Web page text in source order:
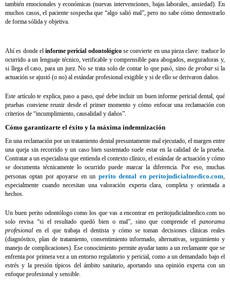
también emocionales y económicas (nuevas intervenciones, bajas laborales, ansiedad). En
muchos casos, el paciente sospecha que “algo salió mal”, pero no sabe cómo demostrarlo
de forma sólida y objetiva.
Ahí es donde elinforme pericial odontológicose convierte en una pieza clave: traduce lo
ocurrido a un lenguaje técnico, verificable y comprensible para abogados, aseguradoras y,
si llega el caso, para un juez. No se trata solo de contar lo que pasó, sino de probarsi la
actuación se ajustó (o no) al estándar profesional exigible y si de ello se derivaron daños.
Este artículo te explica, paso a paso, qué debe incluir un buen informe pericial dental, qué
pruebas conviene reunir desde el primer momento y cómo enfocar una reclamación con
criterios de “incumplimiento, causalidad y daños”.
Cómo garantizarte el éxito y la máxima indemnización
En una reclamación por un tratamiento dental presuntamente mal ejecutado, el margen entre
una queja sin recorrido y un caso bien sustentado suele estar en la calidad de la prueba.
Contratar a un especialista que entienda el contexto clínico, el estándar de actuación y cómo
se documenta técnicamente lo ocurrido puede marcar la diferencia. Por eso, muchas
personas optan por apoyarse en un perito dental en peritojudicialmedico.com,
especialmente cuando necesitan una valoración experta clara, completa y orientada a
hechos.
Un buen perito odontólogo como los que vas a encontrar en peritojudicialmedico.com no
solo revisa “si el resultado quedó bien o mal”, sino que comprende el panorama
profesional en el que trabaja el dentista y cómo se toman decisiones clínicas reales
(diagnóstico, plan de tratamiento, consentimiento informado, alternativas, seguimiento y
manejo de complicaciones). Ese conocimiento permite ayudar tanto a un reclamante que se
enfrenta por primera vez a un entorno regulatorio y pericial, como a un demandado bajo el
estrés y la presión típicos del ámbito sanitario, aportando una opinión experta con un
enfoque profesional y sensible.